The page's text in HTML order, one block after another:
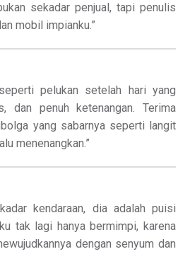
sekadar penjual, tapi penulis
mobil impianku.”
pelukan setelah hari yang
dan penuh ketenangan. Terima
yang sabarnya seperti langit
menenangkan.”
kendaraan, dia adalah puisi
tak lagi hanya bermimpi, karena
dengan senyum dan